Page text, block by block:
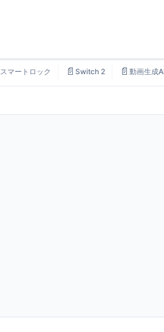
スマートロック 📄 Switch 2 📄 動画生成